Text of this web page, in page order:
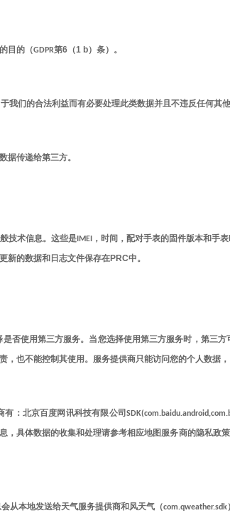
目的（GDPR第6 （1 b）条）。
我们的合法利益而有必要处理此类数据并且不违反任何其
据传递给第三方。
技术信息。这些是IMEI ，时间，配对手表的固件版本和手表
新的数据和日志文件保存在PRC中。
否使用第三方服务。当您选择使用第三方服务时，第三
也不能控制其使用。服务提供商只能访问您的个人数据
北京百度网讯科技有限公司
具体数据的收集和处理请参考相应地图服务商的隐私政
从本地发送给天气服务提供商和风天气（